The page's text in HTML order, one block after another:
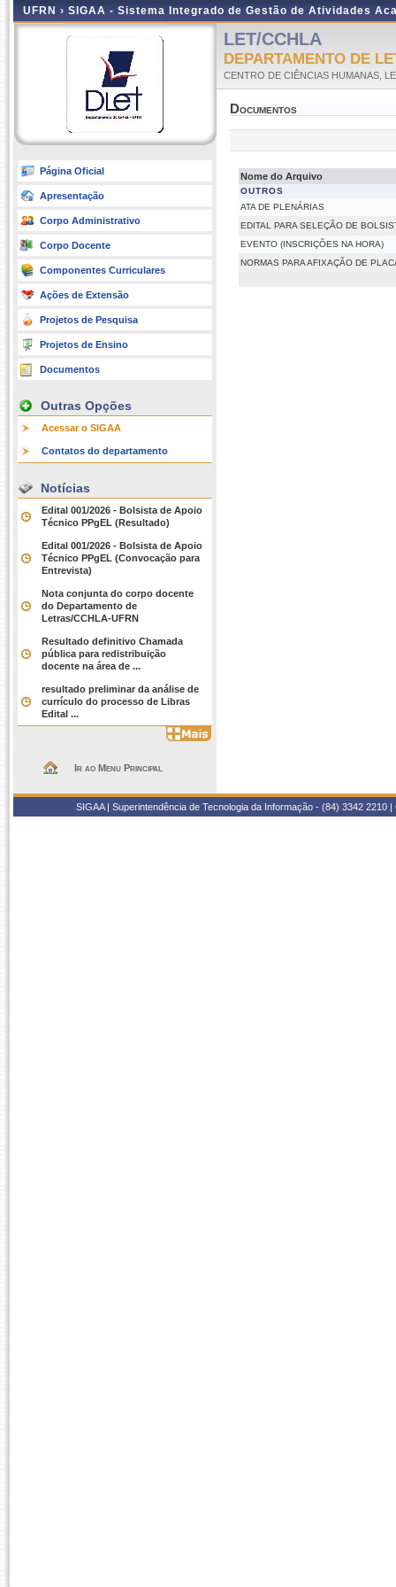
UFRN › SIGAA - Sistema Integrado de Gestão de Atividades
Página Oficial
Apresentação
Corpo Administrativo
Corpo Docente
Componentes Curriculares
Ações de Extensão
Projetos de Pesquisa
Projetos de Ensino
Documentos
Outras Opções
Acessar o SIGAA
Contatos do departamento
Notícias
Edital 001/2026 - Bolsista de Apoio
Técnico PPgEL (Resultado)
Edital 001/2026 - Bolsista de Apoio
Técnico PPgEL (Convocação para
Entrevista)
Nota conjunta do corpo docente
do Departamento de
Letras/CCHLA-UFRN
Resultado definitivo Chamada
pública para redistribuição
docente na área de ...
resultado preliminar da análise de
currículo do processo de Libras
Edital ...
Ir ao Menu Principal
LET/CCHLA
DEPARTAMENTO DE
CENTRO DE CIÊNCIAS HUMANAS,
Documentos
Nome do Arquivo
OUTROS
ATA DE PLENÁRIAS
EDITAL PARA SELEÇÃO DE
EVENTO (INSCRIÇÕES NA HORA)
NORMAS PARA AFIXAÇÃO DE
SIGAA | Superintendência de Tecnologia da Informação - (84) 3342